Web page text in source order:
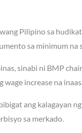
Pilipino sa
sa minimum na
sinabi ni BMP
increase na
ang kalagayan
sa merkado.